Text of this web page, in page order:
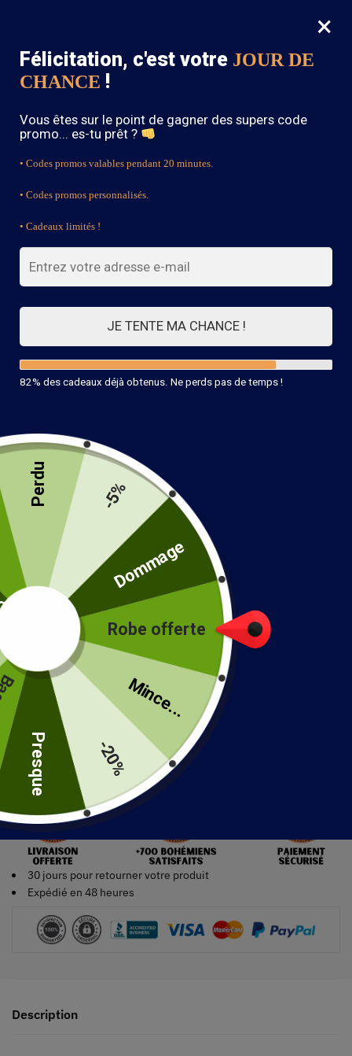
0
SOLDES : -15% sur toute la boutique avec le code « BOHEME15 »
Robe Bohème Rose Longue
40.99€
Ajouter au panier
30 jours pour retourner votre produit
Expédié en 48 heures
Description
×
Félicitation, c'est votre JOUR DE
CHANCE !
Vous êtes sur le point de gagner des supers code
promo... es-tu prêt ?
• Codes promos valables pendant 20 minutes.
• Codes promos personnalisés.
• Cadeaux limités !
JE TENTE MA CHANCE !
82% des cadeaux déjà obtenus. Ne perds pas de temps !
Robe offerte
Mince...
-20%
Presque
Perdu -5%
Dommage